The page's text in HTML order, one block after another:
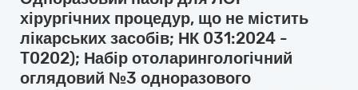
хірургічних процедур, що не містить
лікарських засобів; НК 031:2024 -
T0202); Набір отоларингологічний
оглядовий №3 одноразового